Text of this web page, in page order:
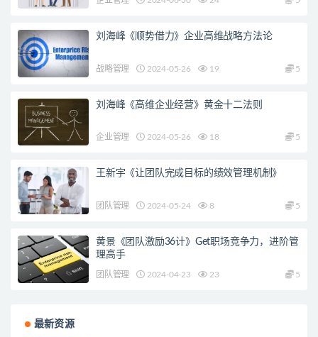
刘海峰《顺势借力》企业高维战略方法论
战略管理 2024-05-26 19 5
刘海峰《高维企业经营》黄金十二法则
企业管理 2024-05-26 18 5
王新宇《让团队完成目标的绩效管理机制》
团队管理 2024-05-24 8 5
黄景《团队激励36计》Get职场竞争力，进阶管
理高手
团队管理 2024-04-23 23 5
最新资源